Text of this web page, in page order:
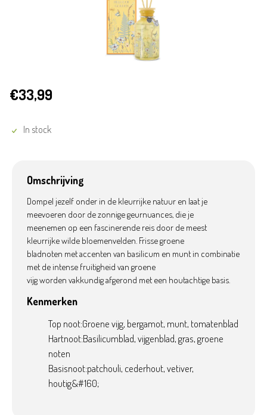
€33,99
In stock
Omschrijving
Dompel jezelf onder in de kleurrijke natuur en laat je
meevoeren door de zonnige geurnuances, die je
meenemen op een fascinerende reis door de meest
kleurrijke wilde bloemenvelden. Frisse groene
bladnoten met accenten van basilicum en munt in combinatie
met de intense fruitigheid van groene
vijg worden vakkundig afgerond met een houtachtige basis.
Kenmerken
Top noot:Groene vijg, bergamot, munt, tomatenblad
Hartnoot:Basilicumblad, vijgenblad, gras, groene
noten
Basisnoot:patchouli, cederhout, vetiver,
houtig&#160;